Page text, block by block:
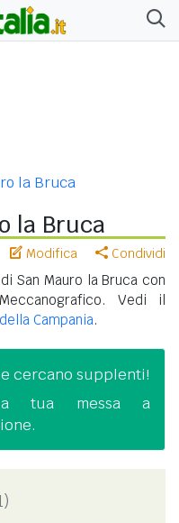
la Bruca
la Bruca
Modifica Condividi
San Mauro la Bruca con
Vedi il
Campania.
cercano supplenti!
tua messa a